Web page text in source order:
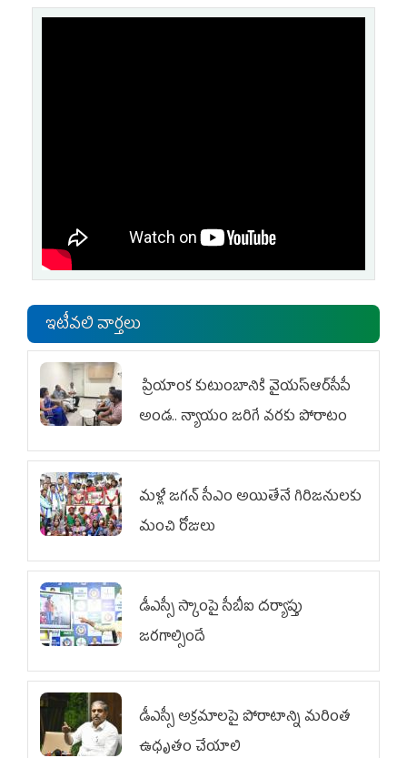
ఇటీవలి వార్తలు
ప్రియాంక కుటుంబానికి వైయ‌స్ఆర్‌సీపీ
అండ.. న్యాయం జరిగే వరకు పోరాటం
మళ్లీ జగన్ సీఎం అయితేనే గిరిజనులకు
మంచి రోజులు
డీఎస్సీ స్కాంపై సీబీఐ దర్యాప్తు
జరగాల్సిందే
డీఎస్సీ అక్రమాలపై పోరాటాన్ని మరింత
ఉధృతం చేయాలి